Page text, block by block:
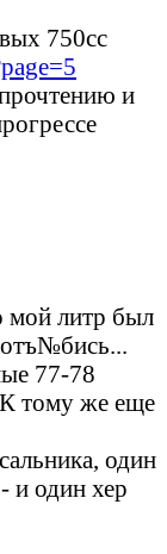
750сс
и
мой литр был
отъ№бись...
77-78
тому же еще
один
и один хер